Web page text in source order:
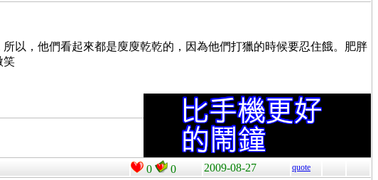
以，他們看起來都是廋廋乾乾的，因為他們打獵的時候要忍住餓。肥胖
0 0 2009-08-27 quote